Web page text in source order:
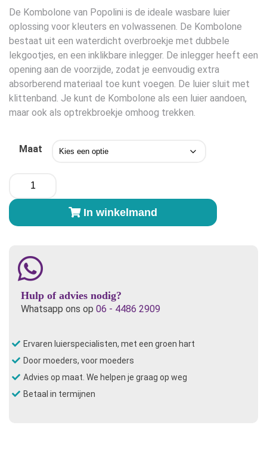
€45,95
De Kombolone van Popolini is de ideale wasbare luier
oplossing voor kleuters en volwassenen. De Kombolone
bestaat uit een waterdicht overbroekje met dubbele
lekgootjes, en een inklikbare inlegger. De inlegger heeft een
opening aan de voorzijde, zodat je eenvoudig extra
absorberend materiaal toe kunt voegen. De luier sluit met
klittenband. Je kunt de Kombolone als een luier aandoen,
maar ook als optrekbroekje omhoog trekken.
Maat
Popolini
Junior
luier
In winkelmand
Hulp of advies nodig?
Whatsapp ons op 06 - 4486 2909
Ervaren luierspecialisten, met een groen hart
Door moeders, voor moeders
Advies op maat. We helpen je graag op weg
Betaal in termijnen